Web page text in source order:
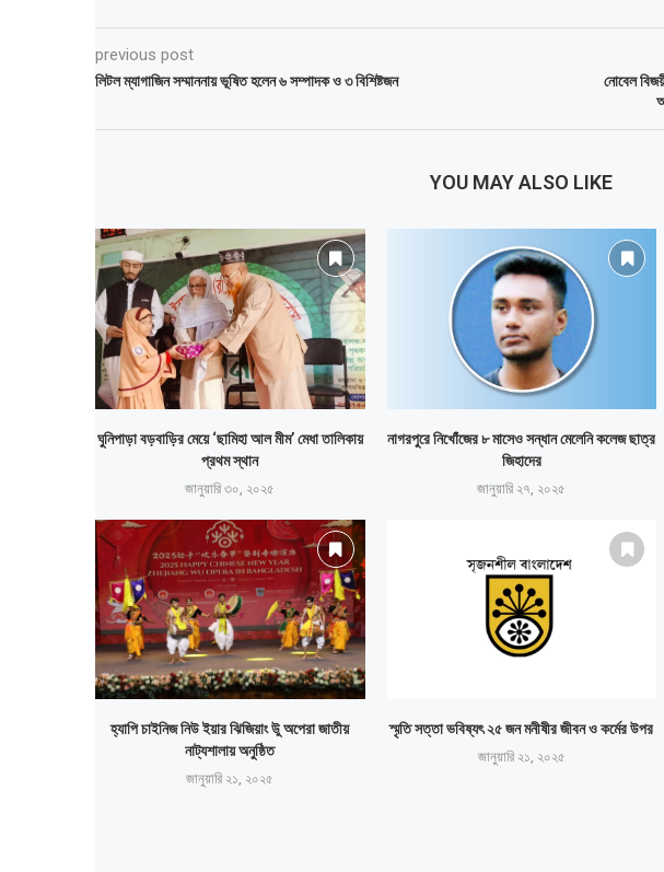
previous post
লিটল ম্যাগাজিন সম্মাননায় ভূষিত হলেন ৬ সম্পাদক ও ৩ বিশিষ্টজন
নোবেল
YOU MAY ALSO LIKE
ঘুনিপাড়া বড়বাড়ির মেয়ে ‘ছামিহা আল মীম’ মেধা তালিকায়
প্রথম স্থান
জানুয়ারি ৩০, ২০২৫
নাগরপুরে নিখোঁজের ৮ মাসেও সন্ধান মেলেনি কলেজ ছাত্র
জিহাদের
জানুয়ারি ২৭, ২০২৫
হ্যাপি চাইনিজ নিউ ইয়ার ঝিজিয়াং উু অপেরা জাতীয়
নাট্যশালায় অনুষ্ঠিত
জানুয়ারি ২১, ২০২৫
স্মৃতি সত্তা ভবিষ্যৎ ২৫ জন মনীষীর জীবন ও কর্মের উপর
জানুয়ারি ২১, ২০২৫